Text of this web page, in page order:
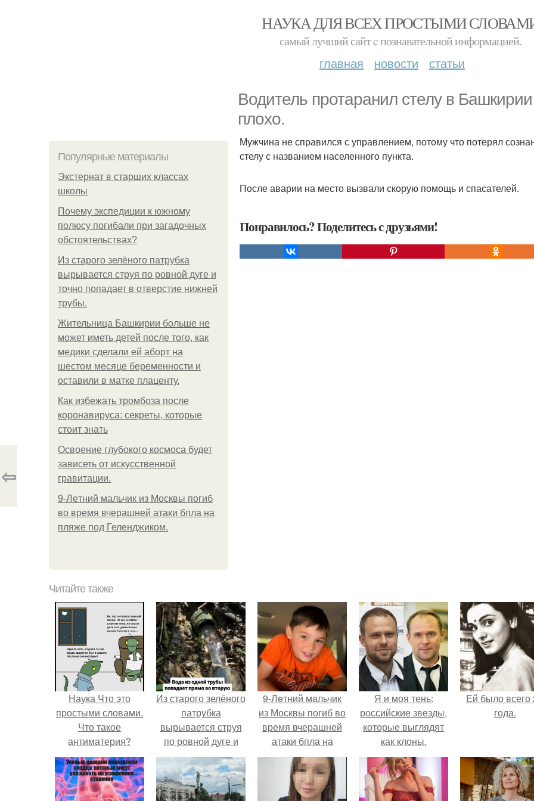
НАУКА ДЛЯ ВСЕХ ПРОСТЫМИ
самый лучший сайт c познавательной информацией.
главная новости статьи
Водитель протаранил стелу в
плохо.
Популярные материалы
Экстернат в старших классах
школы
Почему экспедиции к южному
полюсу погибали при загадочных
обстоятельствах?
Из старого зелёного патрубка
вырывается струя по ровной дуге и
точно попадает в отверстие нижней
трубы.
Жительница Башкирии больше не
может иметь детей после того, как
медики сделали ей аборт на
шестом месяце беременности и
оставили в матке плаценту.
Как избежать тромбоза после
коронавируса: секреты, которые
стоит знать
Освоение глубокого космоса будет
зависеть от искусственной
гравитации.
9-Лeтний мaльчик из Москвы погиб
во время вчерашней атаки бпла на
пляже под Геленджиком.
Мужчина не справился с управлением, потому что потерял
стелу с названием населенного пункта.
После аварии на место вызвали скорую помощь и спасателей.
Понравилось? Поделитесь с друзьями!
⇦
Читайте также
Наука Что это
простыми словами.
Что такое
антиматерия?
Из старого зелёного
патрубка
вырывается струя
по ровной дуге и
точно попадает в
отверстие нижней
трубы.
9-Лeтний мaльчик
из Москвы погиб во
время вчерашней
атаки бпла на
пляже под
Геленджиком.
Я и моя тень:
российские звезды,
которые выглядят
как клоны.
Ей было всего
года.